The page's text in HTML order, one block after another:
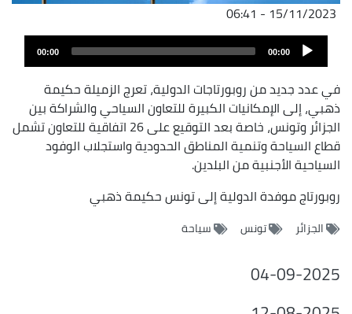
15/11/2023 - 06:41
Audio
Player
00:00
00:00
في عدد جديد من روبورتاجات الدولية، تعرج الزميلة حكيمة
ذهبي، إلى الإمكانيات الكبيرة للتعاون السياحي والشراكة بين
الجزائر وتونس، خاصة بعد التوقيع على 26 اتفاقية للتعاون تشمل
قطاع السياحة وتنمية المناطق الحدودية واستجلاب الوفود
السياحية الأجنبية من البلدين.
روبورتاج موفدة الدولية إلى تونس حكيمة ذهبي
الجزائر تونس سياحة
04-09-2025